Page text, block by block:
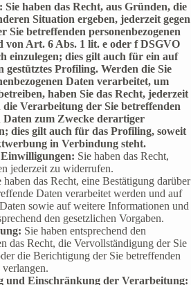
haben das Recht, aus Gründen, die
Situation ergeben, jederzeit gegen
Sie betreffenden personenbezogenen
von Art. 6 Abs. 1 lit. e oder f DSGVO
einzulegen; dies gilt auch für ein auf
gestütztes Profiling. Werden die Sie
Daten verarbeitet, um
haben Sie das Recht, jederzeit
Verarbeitung der Sie betreffenden
Daten zum Zwecke derartiger
dies gilt auch für das Profiling, soweit
in Verbindung steht.
Sie haben das Recht,
jederzeit zu widerrufen.
haben das Recht, eine Bestätigung darüber
Daten verarbeitet werden und auf
sowie auf weitere Informationen und
den gesetzlichen Vorgaben.
Sie haben entsprechend den
das Recht, die Vervollständigung der Sie
die Berichtigung der Sie betreffenden
und Einschränkung der Verarbeitung: